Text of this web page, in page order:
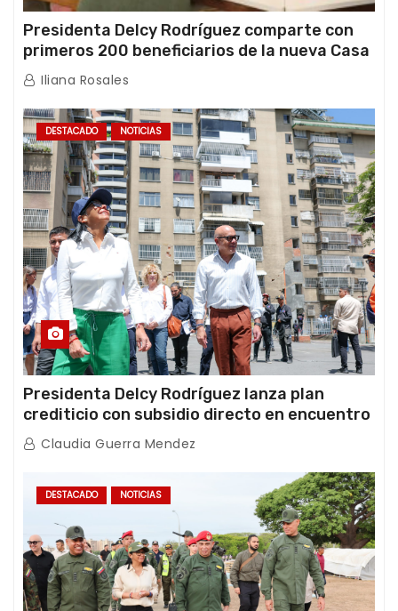
Presidenta Delcy Rodríguez comparte con
primeros 200 beneficiarios de la nueva Casa
de los Abuelos “La Primavera” en Caracas
Iliana Rosales
DESTACADO NOTICIAS
Presidenta Delcy Rodríguez lanza plan
crediticio con subsidio directo en encuentro
con Juntas de Condominio
Claudia Guerra Mendez
DESTACADO NOTICIAS